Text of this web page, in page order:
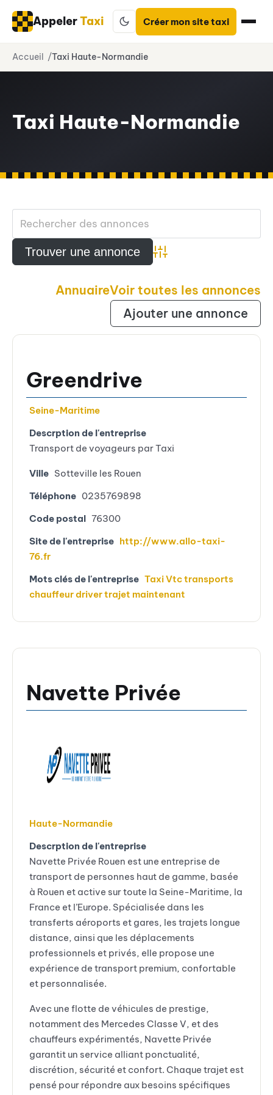
Aller
AppelerTaxi Créer mon site taxi
Accueil Taxi Haute-Normandie
Taxi Haute-Normandie
Advanced Search
AnnuaireVoir toutes les annonces
Ajouter une annonce
Greendrive
Seine-Maritime
Descrption de l'entreprise
Transport de voyageurs par Taxi
Ville Sotteville les Rouen
Téléphone 0235769898
Code postal 76300
Site de l'entreprise http://www.allo-taxi-
76.fr
Mots clés de l'entreprise Taxi Vtc transports
chauffeur driver trajet maintenant
Navette Privée
Haute-Normandie
Descrption de l'entreprise
Navette Privée Rouen est une entreprise de
transport de personnes haut de gamme, basée
à Rouen et active sur toute la Seine-Maritime, la
France et l’Europe. Spécialisée dans les
transferts aéroports et gares, les trajets longue
distance, ainsi que les déplacements
professionnels et privés, elle propose une
expérience de transport premium, confortable
et personnalisée.
Avec une flotte de véhicules de prestige,
notamment des Mercedes Classe V, et des
chauffeurs expérimentés, Navette Privée
garantit un service alliant ponctualité,
discrétion, sécurité et confort. Chaque trajet est
pensé pour répondre aux besoins spécifiques